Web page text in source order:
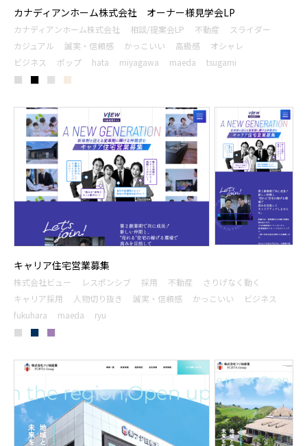
カナディアンホーム株式会社 オーナー様見学会LP
カナディアンホーム株式会社 相談/提案会LP 不動産
スライダー
カジュアル
誠実・信頼感 かっこいい 高級感
オシャレ
ビジネス
ポップ hata miyagawa maeda tsugami
■ ■ ■ ■
キャリア住宅営業募集
株式会社ビュー レスポンシブ 採用 不動産
さりげなく動く
キャリア採用
人物切り抜き 誠実・信頼感 かっこいい
ビジネス
fukuhara
maeda ryu
■ ■ ■